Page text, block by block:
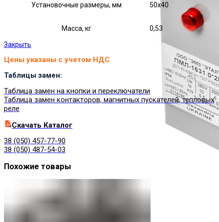
Пускатели
Установочные размеры, мм 50х40
Масса, кг 0,53
Закрыть
Цены указаны с учетом НДС
Таблицы замен:
Таблица замен на кнопки и переключатели
Таблица замен контакторов, магнитных пускателей, тепловых
реле
Cкачать Каталог
38 (050) 457-77-90
38 (050) 487-54-03
Похожие товары